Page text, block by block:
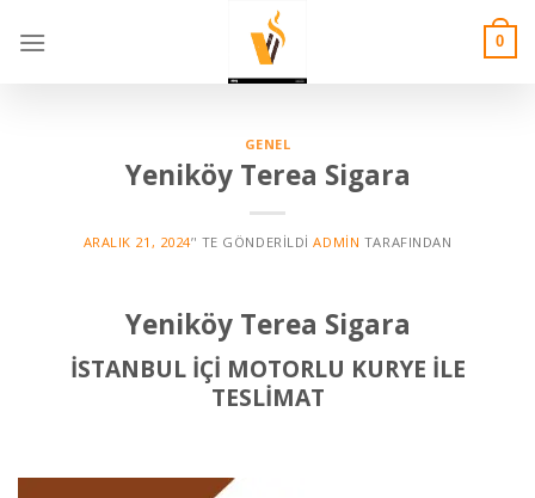
0
GENEL
Yeniköy Terea Sigara
ARALIK 21, 2024’' TE GÖNDERILDI ADMIN TARAFINDAN
Yeniköy Terea Sigara
İSTANBUL İÇİ MOTORLU KURYE İLE
TESLİMAT